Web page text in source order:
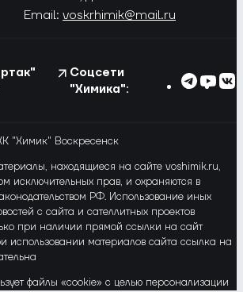
Email: voskrhimik@mail.ru
Соцсети
"Химика":
"Химик" Воскресенск
находящиеся на сайте voshimik.ru,
исключительных прав, и охраняются в
РФ. Использование иных
с сайта и сателлитных проектов
при наличии прямой ссылки на сайт
использовании материалов сайта ссылка на
файлы «cookie» с целью персонализации